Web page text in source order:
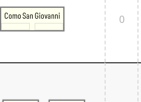
Como San Giovanni 0